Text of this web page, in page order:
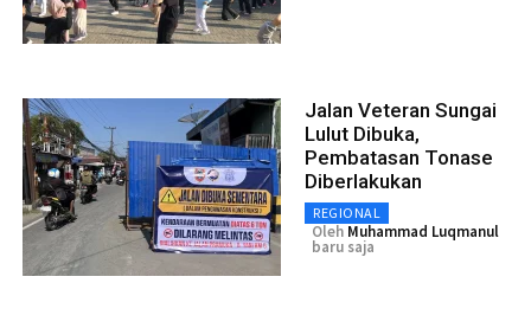
Jalan Veteran Sungai
Lulut Dibuka,
Pembatasan Tonase
Diberlakukan
REGIONAL
Oleh Muhammad Luqmanul
baru saja